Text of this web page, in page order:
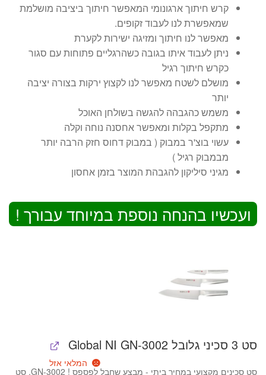
קרש חיתוך ארגונומי המאפשר חיתוך ביציבה מושלמת
שמאפשרת לנו לעבוד זקופים.
מאפשר לנו חיתוך ומזיגה ישירות לקערת
ניתן לעבוד איתו בגובה כשהרגליים פתוחות עם סגור
כקרש חיתוך רגיל
מושלם לשטח מאפשר לנו לקצוץ ירקות בצורה יציבה
יותר
משמש כהגבהה להגשה בשולחן האוכל
מתקפל בקלות ומאפשר אחסנה נוחה וקלה
עשוי בוצ'ר במבוק ( במבוק דחוס חזק הרבה יותר
מבמבוק רגיל )
מגיני סיליקון להגבהת המוצר בזמן אחסון
ועכשיו בהנחה נוספת במיוחד עבורך !
סט 3 סכיני גלובל Global NI GN-3002
סט סכינים מקצועי במחיר ביתי - מבצע שחבל לפספס ! GN-3002. סט
המלאי אזל